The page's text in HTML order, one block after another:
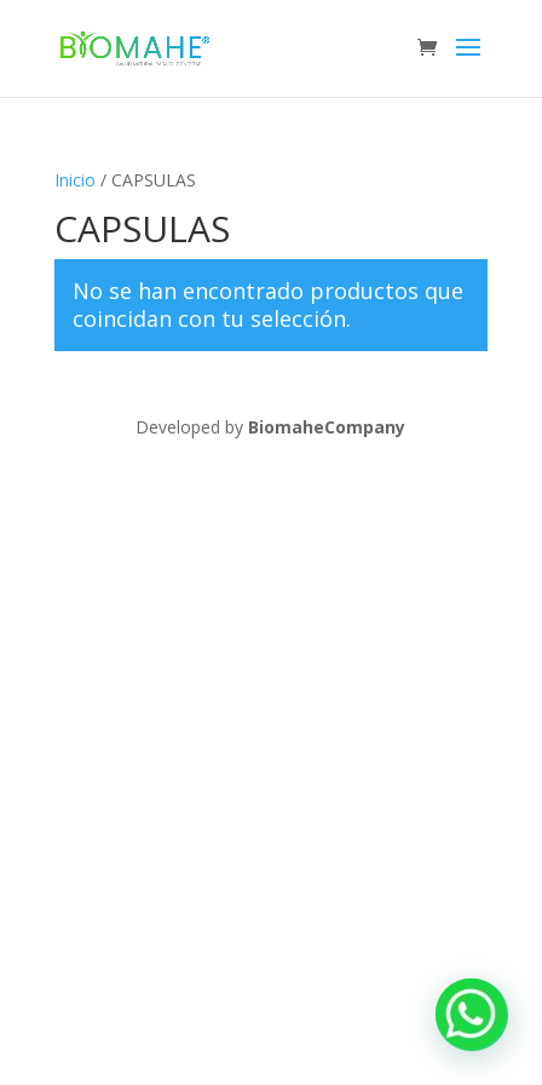
Inicio / CAPSULAS
CAPSULAS
No se han encontrado productos que
coincidan con tu selección.
Developed by BiomaheCompany